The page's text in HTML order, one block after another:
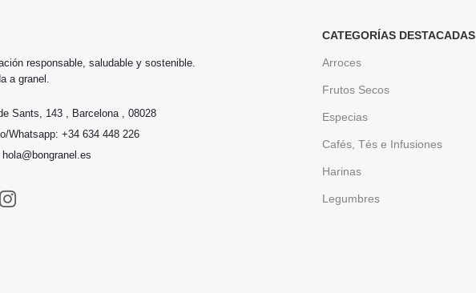
responsable, saludable y sostenible.
a granel.
Sants, 143 , Barcelona , 08028
Whatsapp: +34 634 448 226
CATEGORÍAS DESTACADAS
Arroces
Frutos Secos
Especias
Cafés, Tés e Infusiones
Harinas
Legumbres